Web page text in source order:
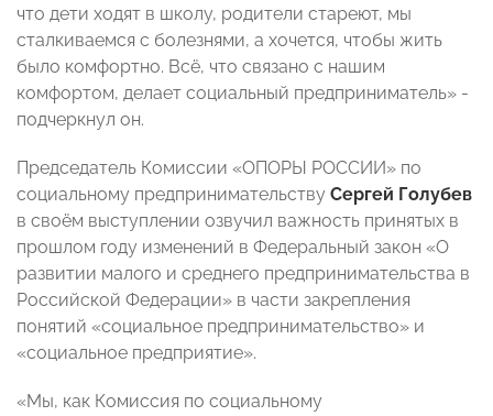
что дети ходят в школу, родители стареют, мы
сталкиваемся с болезнями, а хочется, чтобы жить
было комфортно. Всё, что связано с нашим
комфортом, делает социальный предприниматель» -
подчеркнул он.
Председатель Комиссии «ОПОРЫ РОССИИ» по
социальному предпринимательству Сергей Голубев
в своём выступлении озвучил важность принятых в
прошлом году изменений в Федеральный закон «О
развитии малого и среднего предпринимательства в
Российской Федерации» в части закрепления
понятий «социальное предпринимательство» и
«социальное предприятие».
«Мы, как Комиссия по социальному